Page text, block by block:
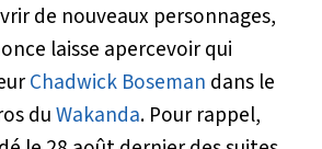
de nouveaux personnages,
laisse apercevoir qui
Chadwick Boseman dans le
duWakanda. Pour rappel,